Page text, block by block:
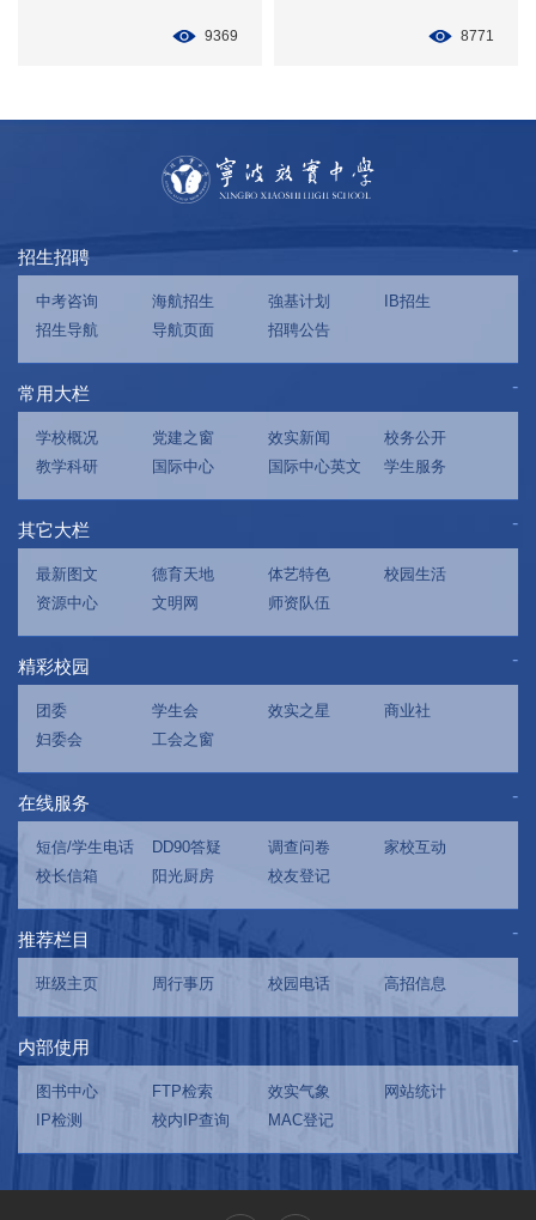
9369 8771
招生招聘
中考咨询 海航招生 強基计划
IB招生
招生导航
导航页面 招聘公告
常用大栏
学校概况 党建之窗 效实新闻
校务公开
教学科研
国际中心 国际中心英文 学生服务
其它大栏
最新图文 德育天地 体艺特色
校园生活
资源中心
文明网 师资队伍
精彩校园
团委 学生会 效实之星
商业社
妇委会
工会之窗
在线服务
短信/学生电话 DD90答疑 调查问卷
家校互动
校长信箱
阳光厨房 校友登记
推荐栏目
班级主页 周行事历 校园电话 高招信息
内部使用
图书中心 FTP检索 效实气象
网站统计
IP检测
校内IP查询 MAC登记